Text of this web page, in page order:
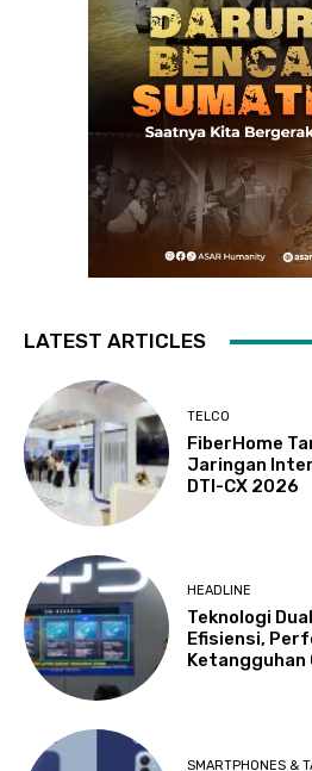
LATEST ARTICLES
TELCO
FiberHome
Jaringan
DTI-CX 2026
HEADLINE
Teknologi
Efisiensi,
Ketangguhan
SMARTPHONES &